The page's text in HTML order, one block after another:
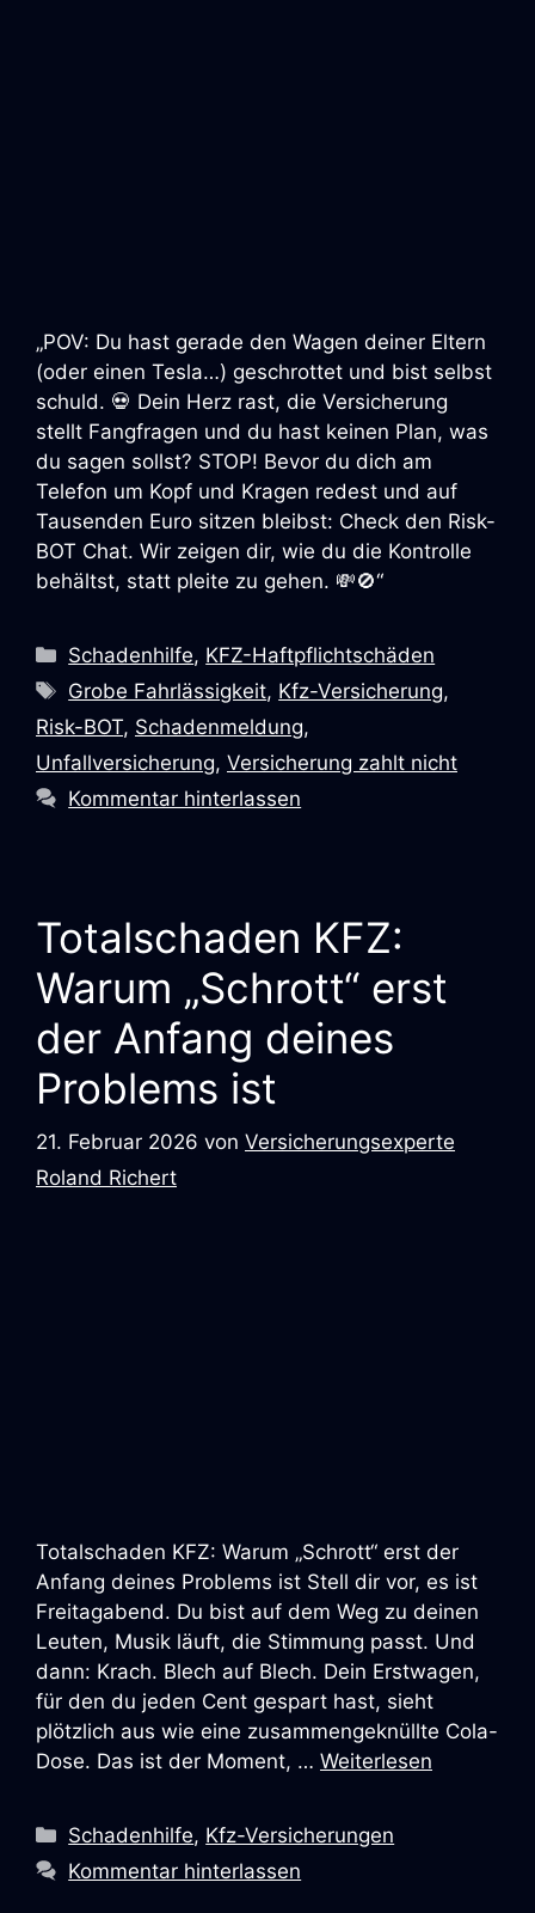
„POV: Du hast gerade den Wagen deiner Eltern
(oder einen Tesla…) geschrottet und bist selbst
schuld. 💀 Dein Herz rast, die Versicherung
stellt Fangfragen und du hast keinen Plan, was
du sagen sollst? STOP! Bevor du dich am
Telefon um Kopf und Kragen redest und auf
Tausenden Euro sitzen bleibst: Check den Risk-
BOT Chat. Wir zeigen dir, wie du die Kontrolle
behältst, statt pleite zu gehen. 💸🚫“
Schadenhilfe, KFZ-Haftpflichtschäden
Grobe Fahrlässigkeit, Kfz-Versicherung,
Risk-BOT, Schadenmeldung,
Unfallversicherung, Versicherung zahlt nicht
Kommentar hinterlassen
Totalschaden KFZ:
Warum „Schrott“ erst
der Anfang deines
Problems ist
21. Februar 2026 von Versicherungsexperte
Roland Richert
Totalschaden KFZ: Warum „Schrott“ erst der
Anfang deines Problems ist Stell dir vor, es ist
Freitagabend. Du bist auf dem Weg zu deinen
Leuten, Musik läuft, die Stimmung passt. Und
dann: Krach. Blech auf Blech. Dein Erstwagen,
für den du jeden Cent gespart hast, sieht
plötzlich aus wie eine zusammengeknüllte Cola-
Dose. Das ist der Moment, … Weiterlesen
Schadenhilfe, Kfz-Versicherungen
Kommentar hinterlassen